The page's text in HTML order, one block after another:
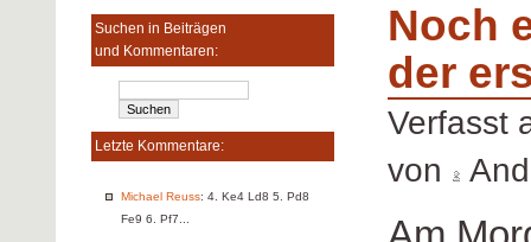
Suchen in Beiträgen
und Kommentaren:
Letzte Kommentare:
Michael Reuss: 4. Ke4 Ld8 5. Pd8
Fe9 6. Pf7...
Noch
der
Verfasst
von